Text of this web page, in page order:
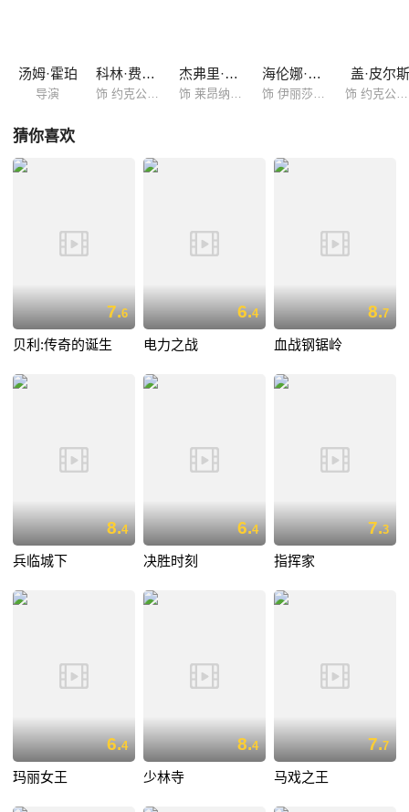
的演讲……
汤姆·霍珀
导演
科林·费尔斯 杰弗里·拉什 海伦娜·伯翰·卡特 盖·皮尔斯
猜你喜欢
7.6
贝利:传奇的诞生
6.4
电力之战
8.7
血战钢锯岭
8.4
兵临城下
6.4
决胜时刻
7.3
指挥家
6.4
玛丽女王
8.4
少林寺
7.7
马戏之王